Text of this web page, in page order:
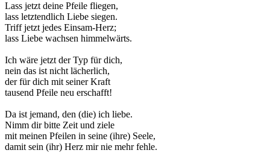
Lass jetzt deine Pfeile fliegen,
lass letztendlich Liebe siegen.
Triff jetzt jedes Einsam-Herz;
lass Liebe wachsen himmelwärts.
Ich wäre jetzt der Typ für dich,
nein das ist nicht lächerlich,
der für dich mit seiner Kraft
tausend Pfeile neu erschafft!
Da ist jemand, den (die) ich liebe.
Nimm dir bitte Zeit und ziele
mit meinen Pfeilen in seine (ihre) Seele,
damit sein (ihr) Herz mir nie mehr fehle.